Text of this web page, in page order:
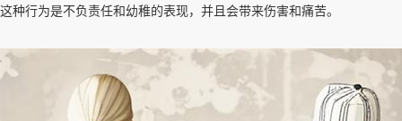
这种行为是不负责任和幼稚的表现，并且会带来伤害和痛苦。